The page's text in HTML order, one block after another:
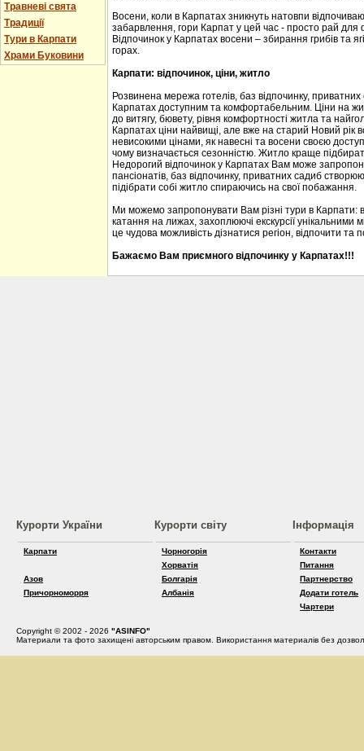
Травневі свята
Традиції
Тури в Карпати
Храми Буковини
Восени, коли в Карпатах зникнуть натовпи
забарвлення, гори Карпат у цей час - просто рай
Відпочинок у Карпатах восени – збирання грибів та
горах.
Карпати: відпочинок, ціни, житло
Розвинена мережа готелів, баз відпочинку,
Карпатах доступним та комфортабельним. Ціни на
до витягу, бювету, рівня комфортності житла та
Карпатах ціни найвищі, але вже на старий Новий рік
невисокими цінами, як навесні та восени своєю
чому визначається сезонністю. Житло краще
Недорогий відпочинок у Карпатах Вам може
пансіонатів, баз відпочинку, приватних садиб
підібрати собі житло спираючись на свої побажання.
Ми можемо запропонувати Вам різні тури в Карпати:
катання на лижах, захоплюючі екскурсії
це чудова можливість дізнатися регіон, відпочити та
Бажаємо Вам приємного відпочинку у Карпатах!!!
Курорти України
Карпати
Азов
Причорноморря
Курорти світу
Чорногорія
Хорватія
Болгарія
Албанія
Інформація
Контакти
Питання
Партнерство
Додати готель
Чартери
Copyright © 2002 - 2026 "ASINFO"
Материали та фото захищені авторським правом. Використання материалів без